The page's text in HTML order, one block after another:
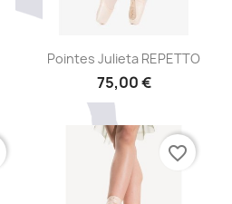
Aperçu rapide
Pointes Julieta REPETTO
75,00 €
favorite_border